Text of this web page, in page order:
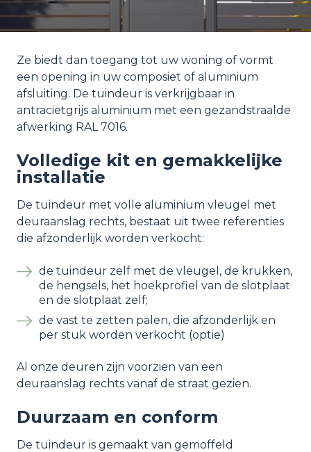
Ze biedt dan toegang tot uw woning of vormt
een opening in uw composiet of aluminium
afsluiting. De tuindeur is verkrijgbaar in
antracietgrijs aluminium met een gezandstraalde
afwerking RAL 7016.
Volledige kit en gemakkelijke
installatie
De tuindeur met volle aluminium vleugel met
deuraanslag rechts, bestaat uit twee referenties
die afzonderlijk worden verkocht:
de tuindeur zelf met de vleugel, de krukken,
de hengsels, het hoekprofiel van de slotplaat
en de slotplaat zelf;
de vast te zetten palen, die afzonderlijk en
per stuk worden verkocht (optie)
Al onze deuren zijn voorzien van een
deuraanslag rechts vanaf de straat gezien.
Duurzaam en conform
De tuindeur is gemaakt van gemoffeld